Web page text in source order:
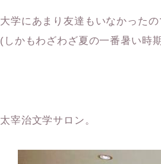
大学にあまり友達もいなかった
(しかもわざわざ夏の一番暑い時
太宰治文学サロン。